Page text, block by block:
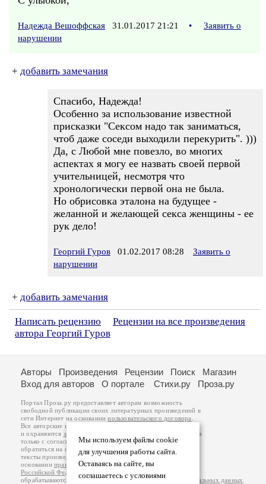
Надежда Вешоффская 31.01.2017 21:21 •
Заявить о
нарушении
+ добавить замечания
Спасибо, Надежда!
Особенно за использование известной
присказки "Сексом надо так заниматься,
чтоб даже соседи выходили перекурить". )))
Да, с Любой мне повезло, во многих
аспектах я могу ее назвать своей первой
учительницей, несмотря что
хронологически первой она не была.
Но обрисовка эталона на будущее -
желанной и желающей секса женщины - ее
рук дело!
Георгий Гуров 01.02.2017 08:28
Заявить о
нарушении
+ добавить замечания
Написать рецензию
Рецензии на все произведения
автора Георгий Гуров
Мы используем файлы cookie
для улучшения работы сайта.
Оставаясь на сайте, вы
соглашаетесь с условиями
Авторы Произведения Рецензии Поиск
Магазин
Вход для авторов
О портале Стихи.ру Проза.ру
Портал Проза.ру предоставляет авторам возможность
свободной публикации своих литературных произведений в
сети Интернет на основаниипользовательского договора
Все авторские права на произведения принадлежат авторам
и охраняются законом
. Перепечатка произведений возможна
только с согласия его автора, к которому вы можете
обратиться на его авторской странице. Ответственность за
тексты произведений авторы несут самостоятельно на
основанииправил публикацииизаконодательства
Российской Федерации
обрабатываются на основанииПолитики обработки персональных данных